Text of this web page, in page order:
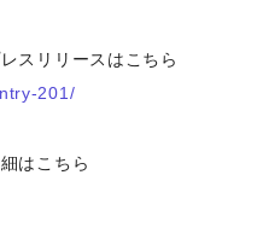
スリリースはこちら
201/
はこちら